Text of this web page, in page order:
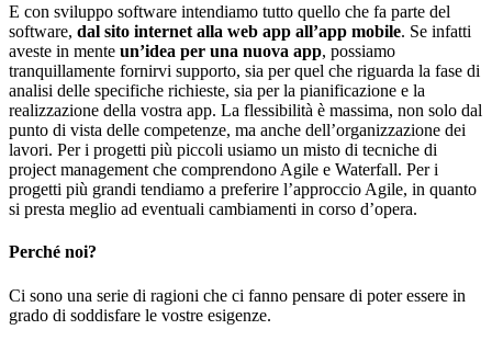
E con sviluppo software intendiamo tutto quello che fa parte del
software, dal sito internet alla web app all’app mobile. Se infatti
aveste in mente un’idea per una nuova app, possiamo
tranquillamente fornirvi supporto, sia per quel che riguarda la fase di
analisi delle specifiche richieste, sia per la pianificazione e la
realizzazione della vostra app. La flessibilità è massima, non solo dal
punto di vista delle competenze, ma anche dell’organizzazione dei
lavori. Per i progetti più piccoli usiamo un misto di tecniche di
project management che comprendono Agile e Waterfall. Per i
progetti più grandi tendiamo a preferire l’approccio Agile, in quanto
si presta meglio ad eventuali cambiamenti in corso d’opera.
Perché noi?
Ci sono una serie di ragioni che ci fanno pensare di poter essere in
grado di soddisfare le vostre esigenze.